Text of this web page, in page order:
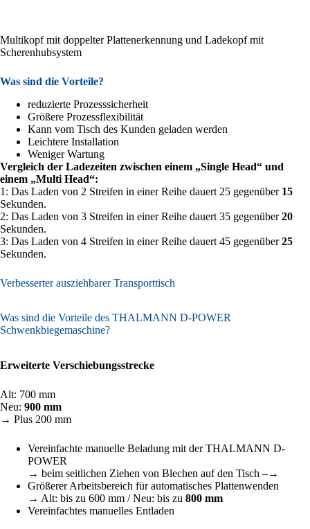
Multikopf mit doppelter Plattenerkennung und Ladekopf mit
Scherenhubsystem
Was sind die Vorteile?
reduzierte Prozesssicherheit
Größere Prozessflexibilität
Kann vom Tisch des Kunden geladen werden
Leichtere Installation
Weniger Wartung
Vergleich der Ladezeiten zwischen einem „Single Head“ und
einem „Multi Head“:
1: Das Laden von 2 Streifen in einer Reihe dauert 25 gegenüber 15
Sekunden.
2: Das Laden von 3 Streifen in einer Reihe dauert 35 gegenüber20
Sekunden.
3: Das Laden von 4 Streifen in einer Reihe dauert 45 gegenüber25
Sekunden.
Verbesserter ausziehbarer Transporttisch
Was sind die Vorteile des THALMANN D-POWER
Schwenkbiegemaschine?
Erweiterte Verschiebungsstrecke
Alt: 700 mm
Neu: 900 mm
→ Plus 200 mm
Vereinfachte manuelle Beladung mit der THALMANN D-
POWER
→ beim seitlichen Ziehen von Blechen auf den Tisch –→
Größerer Arbeitsbereich für automatisches Plattenwenden
→ Alt: bis zu 600 mm / Neu: bis zu 800 mm
Vereinfachtes manuelles Entladen